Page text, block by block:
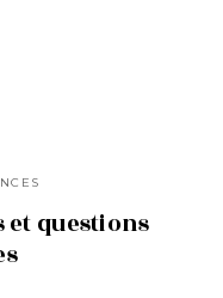
questions